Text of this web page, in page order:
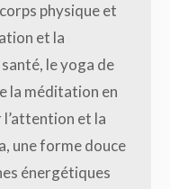
physique et
et la
le yoga de
la méditation en
et la
une forme douce
énergétiques